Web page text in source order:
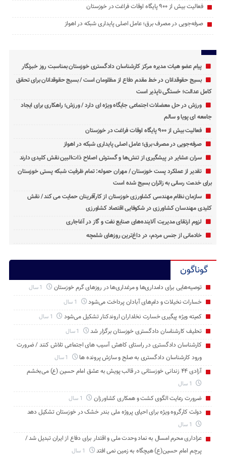
فعالیت بیش از ۹۰۰ پایگاه اوقات فراغت در خوزستان
صرفه‌جویی در مصرف برق؛ عامل اصلی پایداری شبکه در اهواز
پیام عضو هیات مدیره مرکز کارشناسان دادگستری خوزستان بمناسبت روز خبرنگار
بسیج حقوقدانان در خط مقدم دفاع از مظلومان است / بسیج حقوقدانان برای تحقق
کامل عدالت؛ خستگی ‌ناپذیر است
ورزش در حل معضلات اجتماعی جایگاه ویژه ای دارد / ورزش؛ راهکاری برای ایجاد
جامعه ‌ای پویا و سالم
فعالیت بیش از ۹۰۰ پایگاه اوقات فراغت در خوزستان
صرفه‌جویی در مصرف برق؛ عامل اصلی پایداری شبکه در اهواز
سران عشایر در پیشگیری از تنش‌ها و گسترش اصلاح ذات‌البین نقش کلیدی دارند
تقدیر از عملکرد پست خوزستان / مهران حموله: تمام ظرفیت‌ شبکه پستی خوزستان
برای خدمت ‌رسانی به زائران بسیج شده است
سازمان نظام مهندسی کشاورزی خوزستان از کارآفرینان حمایت می کند / نقش
کلیدی مهندسان کشاورزی در شکوفایی اقتصاد کشاورزی
لزوم ارتقای مدیریت آلاینده‌های صنایع نفت و گاز در آغاجاری
خادمانی از جنس مردم، در داغ‌ترین روزهای شلمچه
گوناگون
توصیه‌هایی برای دامداری‌ها و مرغداری‌ها در روزهای گرم خوزستان
خسارات نخیلات و دام‌های آبادان پرداخت می‌شود
کمیته ویژه پیگیری خسارت نخلداران اروندکنار تشکیل می‌شود
تحلیف کارشناسان دادگستری خوزستان برگزار شد
کارشناسان دادگستری در راستای کاهش آسیب های اجتماعی تلاش کنند / ضرورت
ورود کارشناسان دادگستری به صلح و سازش پرونده ها
آزادی ۴۴ زندانی خوزستانی در قالب پویش به عشق امام حسین (ع) می‌بخشم
ضرورت رعایت الگوی کشت و همکاری کشاورزان
دولت کارگروه ویژه برای احیای پروژه ملی بندر خشک در خوزستان تشکیل دهد
عزاداری محرم امسال به نماد وحدت ملی و اقتدار برای دفاع از ایران تبدیل شد /
پرچم امام حسین(ع) هیچگاه به زمین نمی افتد